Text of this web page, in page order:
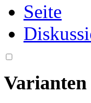
Seite
Varianten